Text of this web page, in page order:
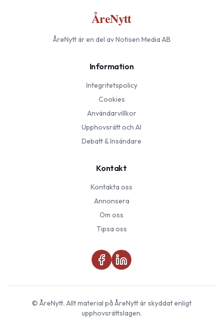
ÅreNytt
ÅreNyttär en del av Notisen Media AB
Information
Integritetspolicy
Cookies
Användarvillkor
Upphovsrätt och AI
Debatt & Insändare
Kontakt
Kontakta oss
Annonsera
Om oss
Tipsa oss
© ÅreNytt. Allt material påÅreNyttär skyddat enligt
upphovsrättslagen.